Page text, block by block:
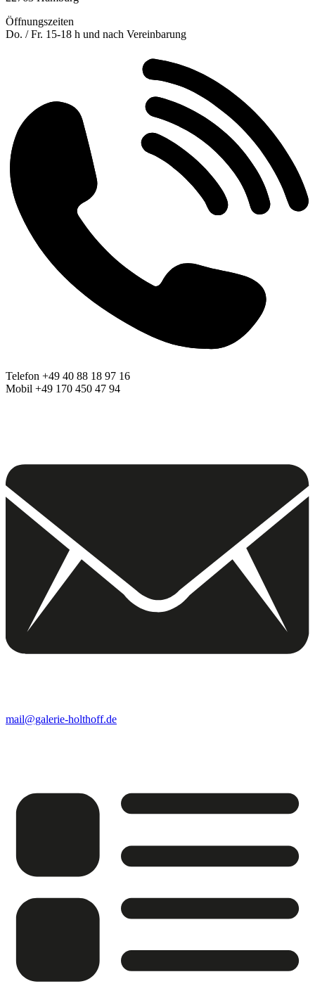
Öffnungszeiten
Do. / Fr. 15-18 h und nach Vereinbarung
Telefon +49 40 88 18 97 16
Mobil +49 170 450 47 94
mail@galerie-holthoff.de